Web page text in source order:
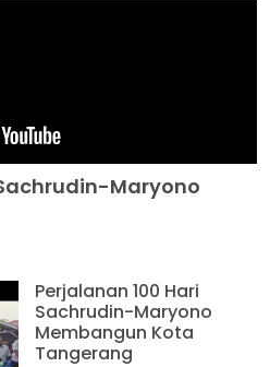
Maryono
Perjalanan 100 Hari
Sachrudin-Maryono
Membangun Kota
Tangerang